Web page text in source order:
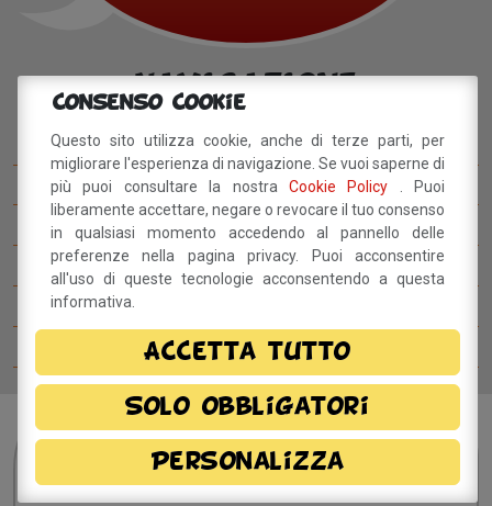
Navigazione
Betty B Festival
I concorsi del BettyB Festival
Come arrivare al BettyB Festival
Il Betty Blog
Comitato del festival
Sei interessato?
in contatto!
Consenso Cookie
Questo sito utilizza cookie, anche di terze parti, per
migliorare l'esperienza di navigazione. Se vuoi saperne di
più puoi consultare la nostra Cookie Policy
. Puoi
liberamente accettare, negare o revocare il tuo consenso
in qualsiasi momento accedendo al pannello delle
preferenze nella pagina privacy. Puoi acconsentire
all'uso di queste tecnologie acconsentendo a questa
informativa.
Accetta tutto
Solo obbligatori
Personalizza